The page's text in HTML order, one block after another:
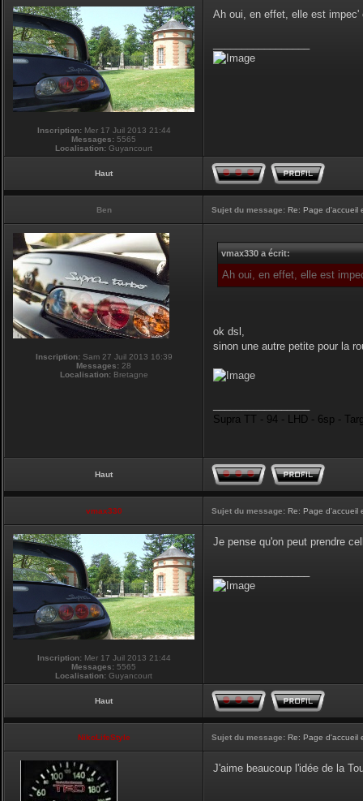
Inscription:Mer 17 Juil 2013 21:44
Messages: 5565
Localisation: Guyancourt
Ah oui, en effet, elle est impec'
Haut
Ben Sujet du message: Re: Page d'accueil
Inscription:Sam 27 Juil 2013 16:39
Messages: 28
Localisation:Bretagne
vmax330 a écrit:
Ah oui, en effet, elle est
ok dsl,
sinon une autre petite pour la
Supra TT - 94 - LHD - 6sp -
Haut
vmax330 Sujet du message: Re: Page d'accueil
Inscription:Mer 17 Juil 2013 21:44
Messages: 5565
Localisation: Guyancourt
Je pense qu'on peut prendre
Haut
NikoLifeStyle Sujet du message: Re: Page d'accueil
J'aime beaucoup l'idée de la